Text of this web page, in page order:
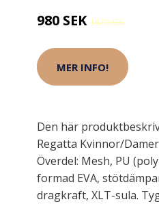
980 SEK 1679 SEK
MER INFO!
Den här
Regatta Kvinnor/
Överdel: Mesh, PU
formad EVA,
dragkraft, XLT-sula.